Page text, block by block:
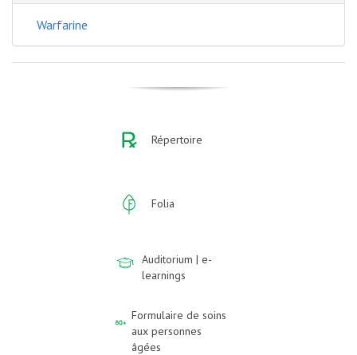
Warfarine
Répertoire
Folia
Auditorium | e-
learnings
Formulaire de soins
aux personnes
âgées